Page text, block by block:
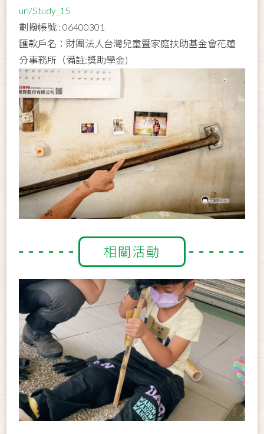
url/Study_15
劃撥帳號 : 06400301
匯款戶名：財團法人台灣兒童暨家庭扶助基金會花蓮
分事務所（備註:獎助學金)
相關活動